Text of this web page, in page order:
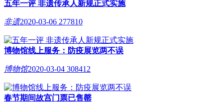
五年一评 非遗传承人新规正式实施
非遗2020-03-06 277810
博物馆线上服务：防疫展览两不误
博物馆2020-03-04 308412
春节期间故宫门票已售罄